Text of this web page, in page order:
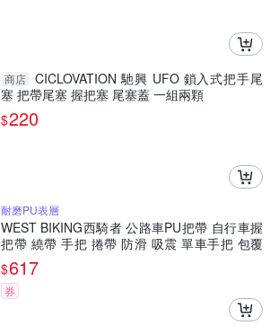
商店 CICLOVATION 馳興 UFO 鎖入式把手尾
塞 把帶尾塞 握把塞 尾塞蓋 一組兩顆
$220
耐磨PU表層
WEST BIKING西騎者 公路車PU把帶 自行車握
把帶 繞帶 手把 捲帶 防滑 吸震 單車手把 包覆
帶 腳踏車
$617
券